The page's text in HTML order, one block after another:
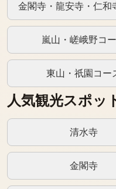
金閣寺・龍安寺・仁和
嵐山・嵯峨野コ
東山・祇園コー
人気観光スポッ
清水寺
金閣寺